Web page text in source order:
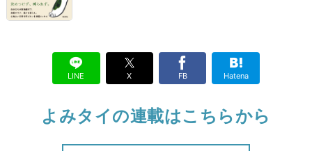
LINE X FB Hatena
よみタイの連載はこちらから